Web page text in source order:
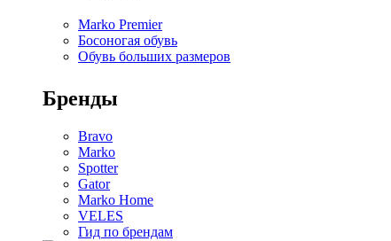
Marko Premier
Босоногая обувь
Обувь больших размеров
Бренды
Bravo
Marko
Spotter
Gator
Marko Home
VELES
Гид по брендам